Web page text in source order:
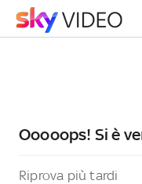
Ooooops! Si è
Riprova più tardi